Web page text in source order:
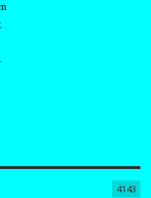
4143